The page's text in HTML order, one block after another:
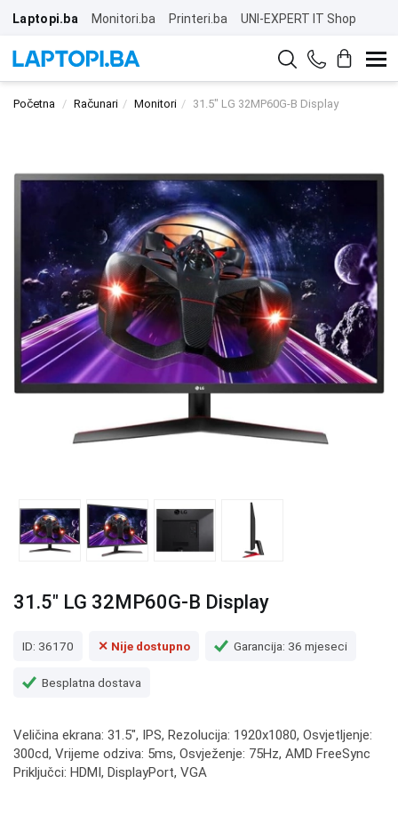
Laptopi.ba Monitori.ba Printeri.ba UNI-EXPERT IT Shop
Početna Računari Monitori 31.5" LG 32MP60G-B Display
31.5" LG 32MP60G-B Display
ID: 36170 ✕ Nije dostupno Garancija: 36 mjeseci
Besplatna dostava
Veličina ekrana: 31.5", IPS, Rezolucija: 1920x1080, Osvjetljenje:
300cd, Vrijeme odziva: 5ms, Osvježenje: 75Hz, AMD FreeSync
Priključci: HDMI, DisplayPort, VGA